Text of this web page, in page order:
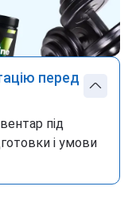
перед
під
і умови